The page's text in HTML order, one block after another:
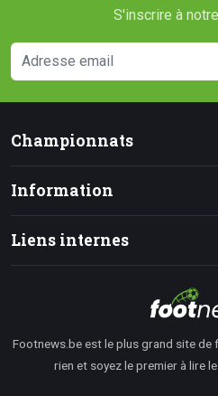
S'inscrire à
Championnats
Information
Liens internes
Footnews.be est le plus grand site de
rien et soyez le premier à lire